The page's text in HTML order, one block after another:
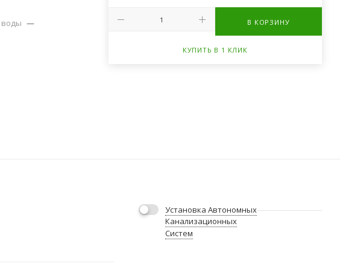
воды —
В КОРЗИНУ
КУПИТЬ В 1 КЛИК
Установка Автономных
Канализационных
Систем